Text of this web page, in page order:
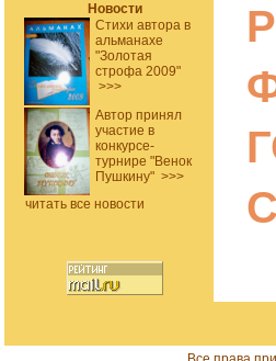
Новости
Стихи автора в
альманахе
"Золотая
строфа 2009"
>>>
Автор принял
участие в
конкурсе-
турнире "Венок
Пушкину" >>>
читать все новости